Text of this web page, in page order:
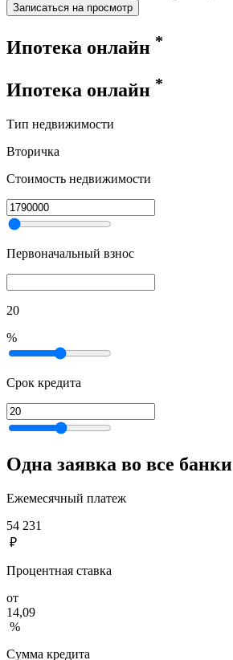
Записаться на просмотр
Ипотека онлайн *
Ипотека онлайн *
Тип недвижимости
Вторичка
Стоимость недвижимости
Первоначальный взнос
20
%
Срок кредита
Одна заявка во все банки
Ежемесячный платеж
54 231
₽
Процентная ставка
от
14,09
%
Сумма кредита